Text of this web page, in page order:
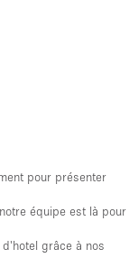
pour présenter
équipe est là pour
grâce à nos